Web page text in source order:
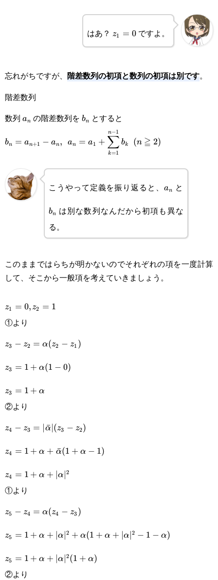
はあ？z1 = 0 ですよ。
忘れがちですが、 階差数列の初項と数列の初項は別です。
階差数列
数列 an の階差数列を b_n
bn とすると
\displaystyle
a_n,\enspace
a_n=a_1+\sum_{k=1}^{n-
bn = an+1 − an , an = a1 +
k=1
∑
n−1
bk (n ≧ 2)
こうやって定義を振り返ると、 an と
bn は別な数列なんだから初項も異な
る。
このままではらちが明かないのでそれぞれの項を一度計算
して、そこから一般項を考えていきましょう。
z1 = 0, z2 = 1
①より
z_3-z_2=\alpha(z_2-
0)\\z_3=1+\alpha
z3 − z2 = α(z2 − z1 )
z3 = 1 + α(1 − 0)
z3 = 1 + α
②より
(z_3-z_2)
z4 − z3 = α
ˉ (z3 − z2)
z_4=1+\alpha+\bar\alpha(1+\alpha-
z4 = 1 + α + α
ˉ(1 + α − 1)
z_4=1+\alpha+|\alpha|^2
z4 = 1 + α + ∣α ∣2
①より
z_3)
z5 − z4 = α(z4 − z3 )
z5 = 1 + α + ∣α ∣2 + α(1 + α + α 2 − 1 − α)
z_5=1+\alpha+|\alpha|^2(1+\alpha)
z5 = 1 + α + ∣α ∣2(1 + α)
②より